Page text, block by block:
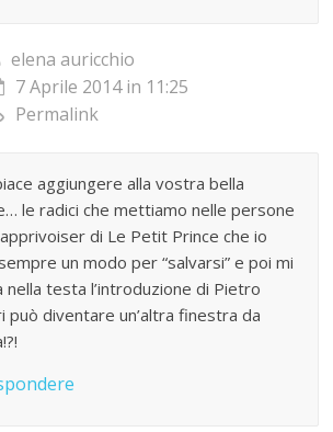
elena auricchio
7 Aprile 2014 in 11:25
Permalink
aggiungere alla vostra bella
le radici che mettiamo nelle persone
di Le Petit Prince che io
un modo per “salvarsi” e poi mi
nella testa l’introduzione di Pietro
può diventare un’altra finestra da